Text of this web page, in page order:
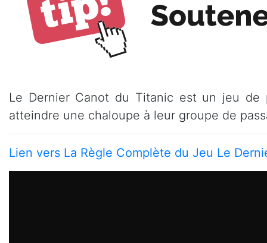
Le Dernier Canot du Titanic est un jeu
atteindre une chaloupe à leur groupe de
Lien vers La Règle Complète du Jeu Le